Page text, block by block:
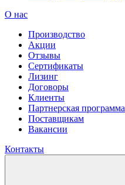
О нас
Производство
Акции
Отзывы
Сертификаты
Лизинг
Договоры
Клиенты
Партнерская программа
Поставщикам
Вакансии
Контакты